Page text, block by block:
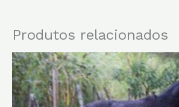
Produtos relacionados